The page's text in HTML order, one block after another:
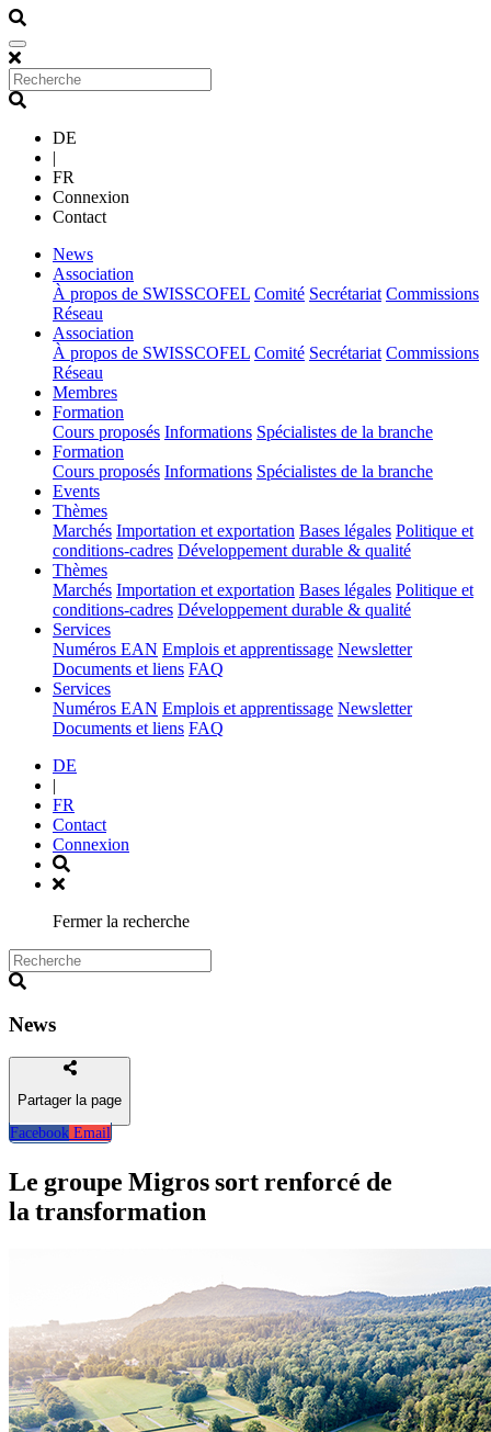
DE
|
FR
Connexion
Contact
News(current)
Association
À propos de SWISSCOFEL Comité Secrétariat Commissions
Réseau
Association
À propos de SWISSCOFEL Comité Secrétariat Commissions
Réseau
Membres(current)
Formation
Cours proposés Informations Spécialistes de la branche
Formation
Cours proposés Informations Spécialistes de la branche
Events(current)
Thèmes(current)
Marchés Importation et exportation Bases légales Politique et
conditions-cadres Développement durable & qualité
Thèmes(current)
Marchés Importation et exportation Bases légales Politique et
conditions-cadres Développement durable & qualité
Services(current)
Numéros EAN Emplois et apprentissage Newsletter
Documents et liens FAQ
Services(current)
Numéros EAN Emplois et apprentissage Newsletter
Documents et liens FAQ
DE
|
FR
Contact
Connexion
Fermer la recherche
News
Partager la page
Facebook Email
Retour
Le groupe Migros sort renforcé de
la transformation